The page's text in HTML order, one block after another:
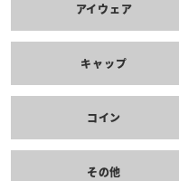
アイウェア
キャップ
コイン
その他